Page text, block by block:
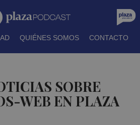
QUIÉNES SOMOS CONTACTO
SOBRE
WEB EN PLAZA